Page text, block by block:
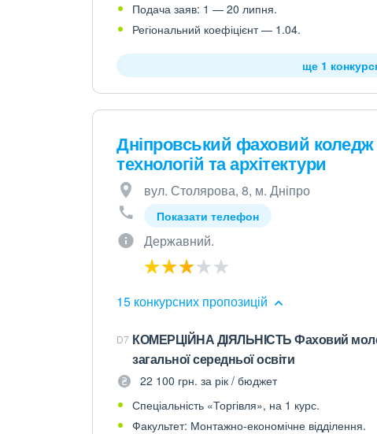
Подача заяв: 1 — 20 липня.
Регіональний коефіцієнт — 1.04.
ще 1
Дніпровський фаховий
технологій та архітектури
вул. Столярова, 8, м. Дніпро
Показати телефон
Державний.
15 конкурсних пропозицій
D7 КОМЕРЦІЙНА ДІЯЛЬНІСТЬ Фаховий
загальної середньої освіти
22 100 грн. за рік / бюджет
Спеціальність «Торгівля», на 1 курс.
Факультет: Монтажно-економічне відділення.